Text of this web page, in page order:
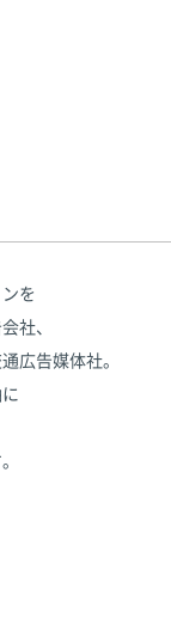
を
社、
広告媒体社。